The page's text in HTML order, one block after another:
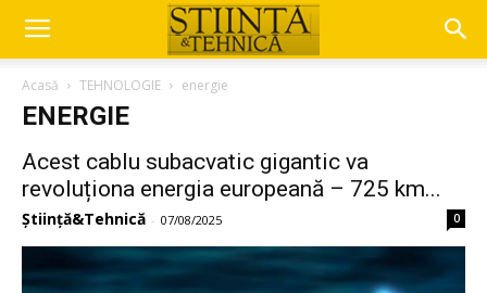
Acasă TEHNOLOGIE energie
ENERGIE
Acest cablu subacvatic gigantic va
revoluționa energia europeană – 725 km...
Știință&Tehnică - 07/08/2025 0